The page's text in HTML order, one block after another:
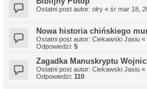
Ostatni post autor: olry « śr mar 18,
Nowa historia chińskiego
Ostatni post autor: Ciekawski Jasiu «
Odpowiedzi: 5
Zagadka Manuskryptu
Ostatni post autor: Ciekawski Jasiu «
Odpowiedzi: 110